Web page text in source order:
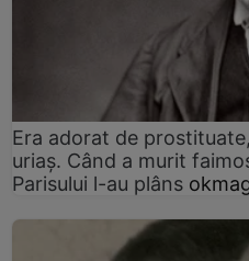
Era adorat de
uriaș. Când a murit
Parisului l-au plâns